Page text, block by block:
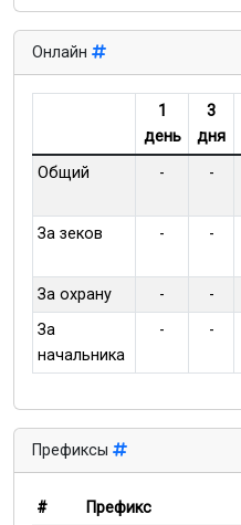
Онлайн
1
день
3
дня
Общий
- -
За зеков
- -
За охрану
- -
За
начальника
- -
Префиксы
# Префикс